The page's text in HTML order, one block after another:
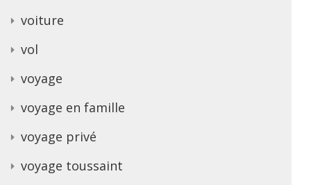
voiture
vol
voyage
voyage en famille
voyage privé
voyage toussaint